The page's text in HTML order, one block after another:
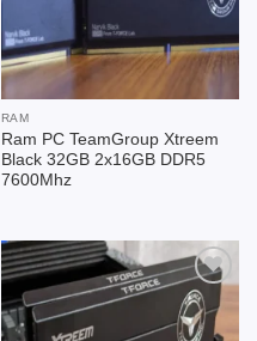
RAM
Ram PC TeamGroup Xtreem
Black 32GB 2x16GB DDR5
7600Mhz
Add to
wishlist